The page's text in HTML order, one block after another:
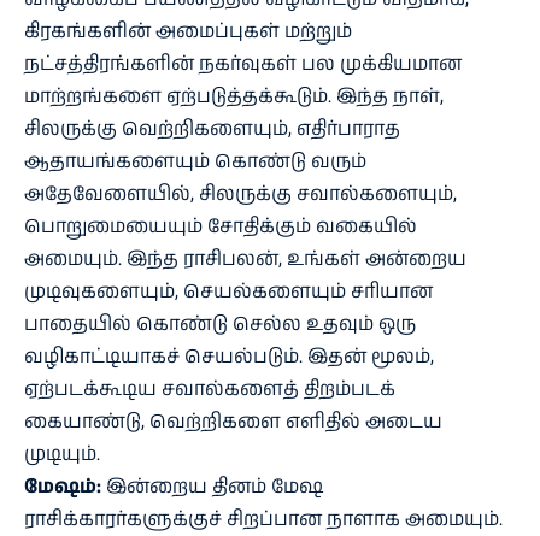
கிரகங்களின் அமைப்புகள் மற்றும்
நட்சத்திரங்களின் நகர்வுகள் பல முக்கியமான
மாற்றங்களை ஏற்படுத்தக்கூடும். இந்த நாள்,
சிலருக்கு வெற்றிகளையும், எதிர்பாராத
ஆதாயங்களையும் கொண்டு வரும்
அதேவேளையில், சிலருக்கு சவால்களையும்,
பொறுமையையும் சோதிக்கும் வகையில்
அமையும். இந்த ராசிபலன், உங்கள் அன்றைய
முடிவுகளையும், செயல்களையும் சரியான
பாதையில் கொண்டு செல்ல உதவும் ஒரு
வழிகாட்டியாகச் செயல்படும். இதன் மூலம்,
ஏற்படக்கூடிய சவால்களைத் திறம்படக்
கையாண்டு, வெற்றிகளை எளிதில் அடைய
முடியும்.
மேஷம்: இன்றைய தினம் மேஷ
ராசிக்காரர்களுக்குச் சிறப்பான நாளாக அமையும்.